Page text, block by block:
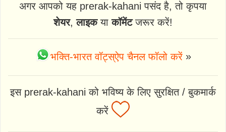
अगर आपको यह prerak-kahani पसंद है, तो कृपया
शेयर,लाइकयाकॉमेंटजरूर करें!
भक्ति-भारत वॉट्स्ऐप चैनल फॉलो करें»
इस prerak-kahani को भविष्य के लिए सुरक्षित / बुकमार्क
करें